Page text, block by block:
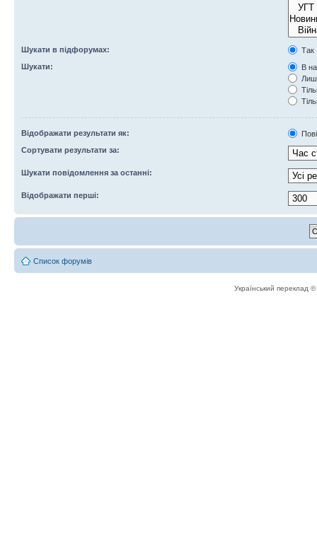
Шукати в підфорумах:
Так
Шукати:
В
Відображати результати як:
Сортувати результати за:
Шукати повідомлення за останні:
Відображати перші:
Список форумів
Український переклад